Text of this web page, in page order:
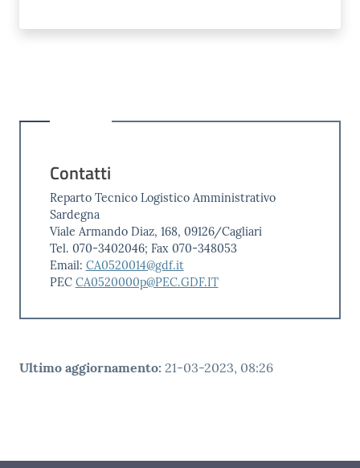
Contatti
Reparto Tecnico Logistico Amministrativo
Sardegna
Viale Armando Diaz, 168, 09126/Cagliari
Tel. 070-3402046; Fax 070-348053
Email: CA0520014@gdf.it
PEC CA0520000p@PEC.GDF.IT
Ultimo aggiornamento: 21-03-2023, 08:26